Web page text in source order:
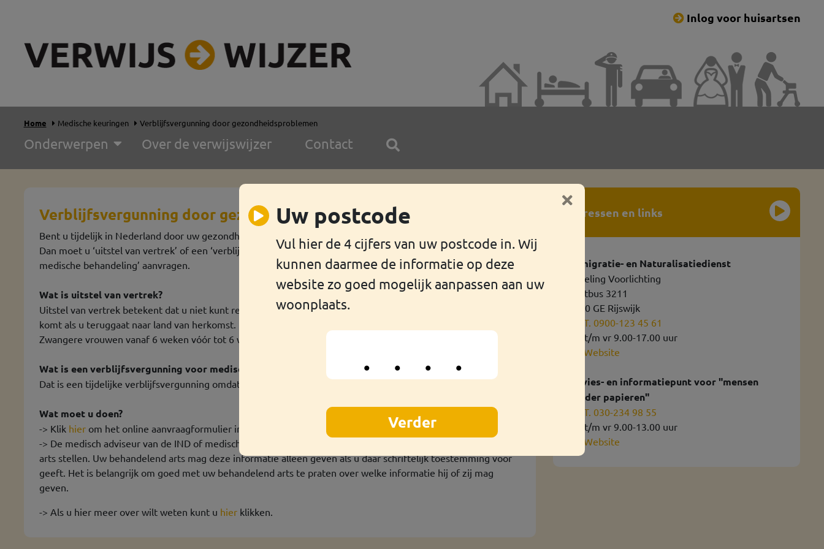
Inlog voor huisartsen
Home Medische keuringen Verblijfsvergunning door gezondheidsproblemen
Onderwerpen Over de verwijswijzer Contact
Verblijfsvergunning door gezondheidsproblemen
Bent u tijdelijk in Nederland door uw gezondheid?
Dan moet u ‘uitstel van vertrek’ of een ‘verblijfsvergunning (bewijs dat u in Nederland mag blijven) voor
medische behandeling’ aanvragen.
Wat is uitstel van vertrek?
Uitstel van vertrek betekent dat u niet kunt reizen door uw gezondheid of wanneer uw gezondheid in gevaar
komt als u teruggaat naar land van herkomst.
Zwangere vrouwen vanaf 6 weken vóór tot 6 weken ná de bevalling krijgen bijvoorbeeld uitstel van vertrek.
Wat is een verblijfsvergunning voor medische behandeling?
Dat is een tijdelijke verblijfsvergunning omdat u een medische behandeling krijgt in Nederland.
Wat moet u doen?
-> Klik hierom het online aanvraagformulier in te vullen van de IND.
-> De medisch adviseur van de IND of medisch adviseur van uw advocaat kunnen vragen aan uw behandelend
arts stellen. Uw behandelend arts mag deze informatie alleen geven als u daar schriftelijk toestemming voor
geeft. Het is belangrijk om goed met uw behandelend arts te praten over welke informatie hij of zij mag
geven.
-> Als u hier meer over wilt weten kunt u hierklikken.
Adressen en links
Immigratie- en Naturalisatiedienst
Afdeling Voorlichting
Postbus 3211
2280 GE Rijswijk
T. 0900-123 45 61
ma t/m vr 9.00-17.00 uur
Website
Advies- en informatiepunt voor "mensen
zonder papieren"
T. 030-234 98 55
ma t/m vr 9.00-13.00 uur
Website
Uw postcode
Vul hier de 4 cijfers van uw postcode in. Wij
kunnen daarmee de informatie op deze
website zo goed mogelijk aanpassen aan uw
woonplaats.